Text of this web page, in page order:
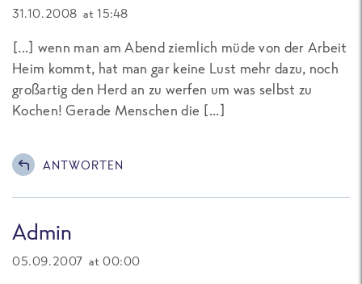
31.10.2008 at 15:48
[...] wenn man am Abend ziemlich müde von der Arbeit
Heim kommt, hat man gar keine Lust mehr dazu, noch
großartig den Herd an zu werfen um was selbst zu
Kochen! Gerade Menschen die [...]
ANTWORTEN
Admin
05.09.2007 at 00:00